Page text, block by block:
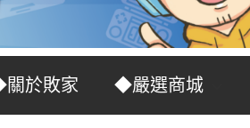
於敗家
◆嚴選商城